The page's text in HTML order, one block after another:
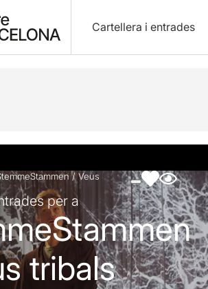
Cartellera i entrades
Fitxa artística Fotos i vídeos
/ Veus
per a
tribals